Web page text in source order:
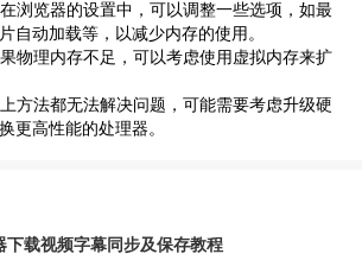
浏览器的设置中，可以调整一些选项，如最
自动加载等，以减少内存的使用。
物理内存不足，可以考虑使用虚拟内存来扩
方法都无法解决问题，可能需要考虑升级硬
更高性能的处理器。
下载视频字幕同步及保存教程